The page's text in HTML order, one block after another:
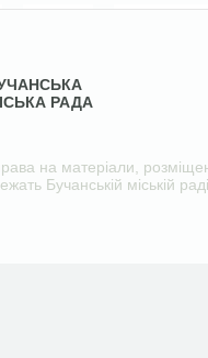
РАДА
на матеріали,
Бучанській міській раді